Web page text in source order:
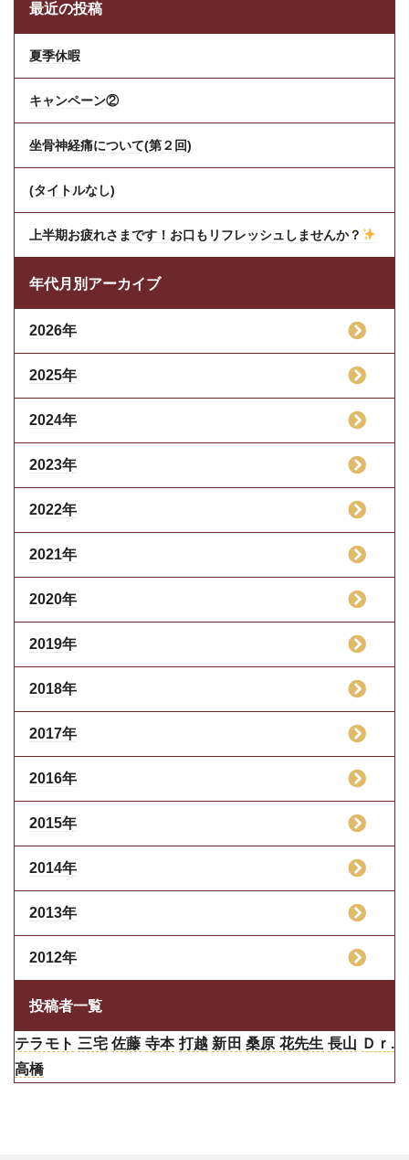
最近の投稿
夏季休暇
キャンペーン②
坐骨神経痛について(第２回)
(タイトルなし)
上半期お疲れさまです！お口もリフレッシュしませんか？
年代月別アーカイブ
2026年
2025年
2024年
2023年
2022年
2021年
2020年
2019年
2018年
2017年
2016年
2015年
2014年
2013年
2012年
投稿者一覧
テラモト 三宅 佐藤 寺本 打越 新田 桑原 花先生 長山 Ｄｒ.
高橋